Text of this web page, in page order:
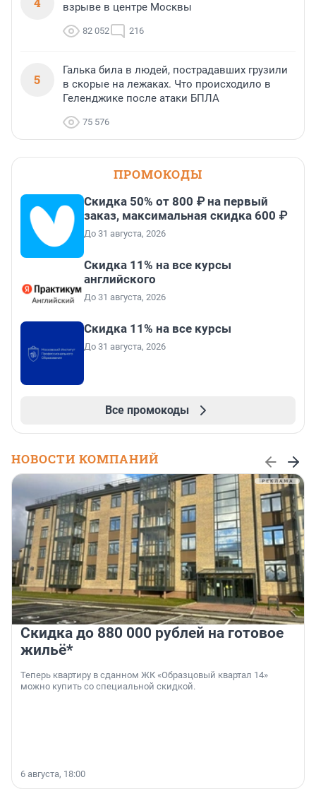
взрыве в центре Москвы
82 052 216
5
Галька била в людей, пострадавших грузили
в скорые на лежаках. Что происходило в
Геленджике после атаки БПЛА
75 576
ПРОМОКОДЫ
Скидка 50% от 800 ₽ на первый
заказ, максимальная скидка 600 ₽
До 31 августа, 2026
Скидка 11% на все курсы
английского
До 31 августа, 2026
Скидка 11% на все курсы
До 31 августа, 2026
Все промокоды
НОВОСТИ КОМПАНИЙ
Скидка до 880 000 рублей на готовое
жильё*
Теперь квартиру в сданном ЖК «Образцовый квартал 14»
можно купить со специальной скидкой.
6 августа, 18:00